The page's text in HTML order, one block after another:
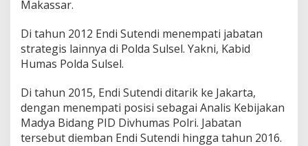
Makassar.
Di tahun 2012 Endi Sutendi menempati jabatan
strategis lainnya di Polda Sulsel. Yakni, Kabid
Humas Polda Sulsel.
Di tahun 2015, Endi Sutendi ditarik ke Jakarta,
dengan menempati posisi sebagai Analis Kebijakan
Madya Bidang PID Divhumas Polri. Jabatan
tersebut diemban Endi Sutendi hingga tahun 2016.